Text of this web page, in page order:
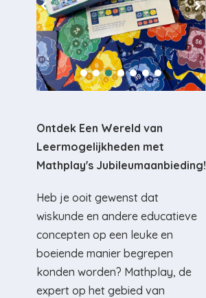
Ontdek Een Wereld van
Leermogelijkheden met
Mathplay's Jubileumaanbieding!
Heb je ooit gewenst dat
wiskunde en andere educatieve
concepten op een leuke en
boeiende manier begrepen
konden worden? Mathplay, de
expert op het gebied van